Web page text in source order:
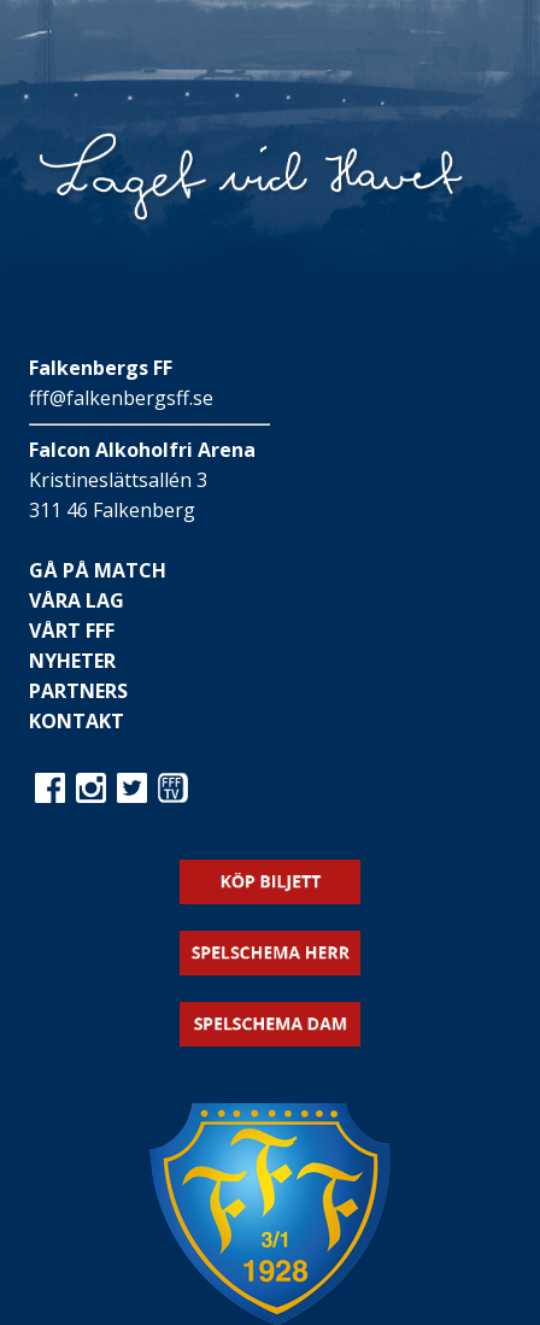
Falkenbergs FF
fff@falkenbergsff.se
Falcon Alkoholfri Arena
Kristineslättsallén 3
311 46 Falkenberg
GÅ PÅ MATCH
VÅRA LAG
VÅRT FFF
NYHETER
PARTNERS
KONTAKT